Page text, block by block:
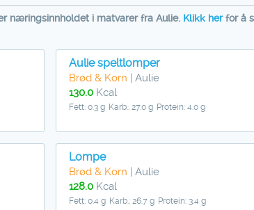
næringsinnholdet i matvarer fra Aulie. Klikk herfor å
Aulie speltlomper
Brød & Korn | Aulie
130.0 Kcal
Fett: 0.3 g Karb.: 27.0 g Protein: 4.0 g
Lompe
Brød & Korn | Aulie
128.0 Kcal
Fett: 0.4 g Karb.: 26.7 g Protein: 3.4 g